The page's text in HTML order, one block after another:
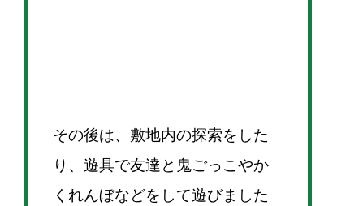
その後は、敷地内の探索をした
り、遊具で友達と鬼ごっこやか
くれんぼなどをして遊びました